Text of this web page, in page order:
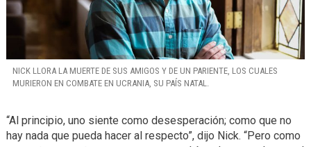
NICK LLORA LA MUERTE DE SUS AMIGOS Y DE UN PARIENTE, LOS CUALES
MURIERON EN COMBATE EN UCRANIA, SU PAÍS NATAL.
“Al principio, uno siente como desesperación; como que no
hay nada que pueda hacer al respecto”, dijo Nick. “Pero como